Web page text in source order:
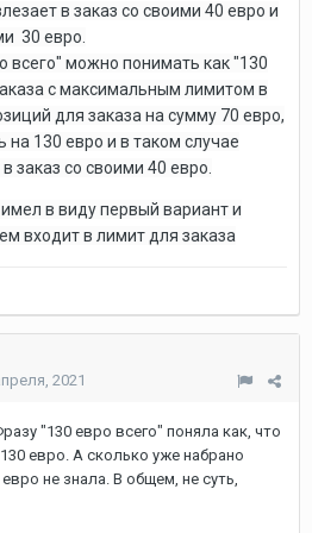
в заказ со своими 40 евро и
30 евро.
всего" можно понимать как "130
с максимальным лимитом в
для заказа на сумму 70 евро,
130 евро и в таком случае
заказ со своими 40 евро.
в виду первый вариант и
входит в лимит для заказа
2021
"130 евро всего" поняла как, что
евро. А сколько уже набрано
не знала. В общем, не суть,